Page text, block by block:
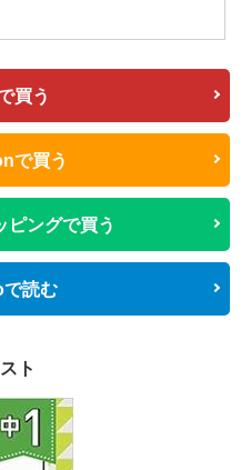
買う
で買う
ピングで買う
読む
ト